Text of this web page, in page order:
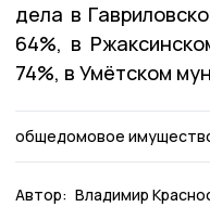
дела в
64%, в
74%, в Умётском
общедомовое
Автор: Владимир